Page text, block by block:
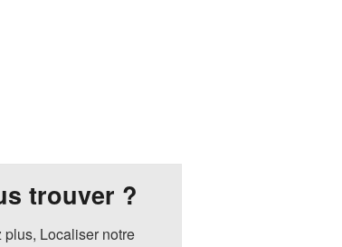
trouver ?
plus, Localiser notre